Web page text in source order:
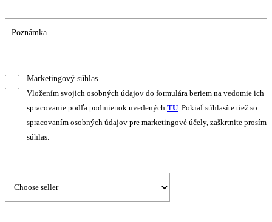
Marketingový súhlas
Vložením svojich osobných údajov do formulára beriem na vedomie ich
spracovanie podľa podmienok uvedených TU . Pokiaľ súhlasíte tiež so
spracovaním osobných údajov pre marketingové účely, zaškrtnite prosím
súhlas.